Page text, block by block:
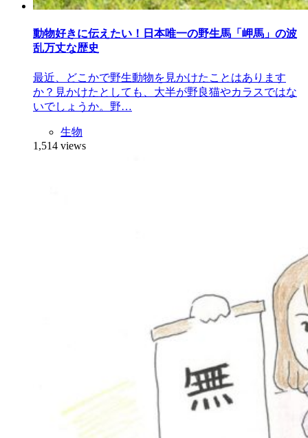
動物好きに伝えたい！日本唯一の野生馬「岬馬」の波
乱万丈な歴史
最近、どこかで野生動物を見かけたことはあります
か？見かけたとしても、大半が野良猫やカラスではな
いでしょうか。野…
生物
1,514 views